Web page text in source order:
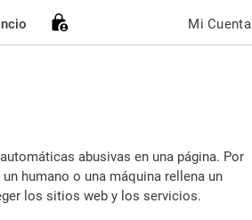
Mi Cuenta
abusivas en una página. Por
humano o una máquina rellena un
los sitios web y los servicios.